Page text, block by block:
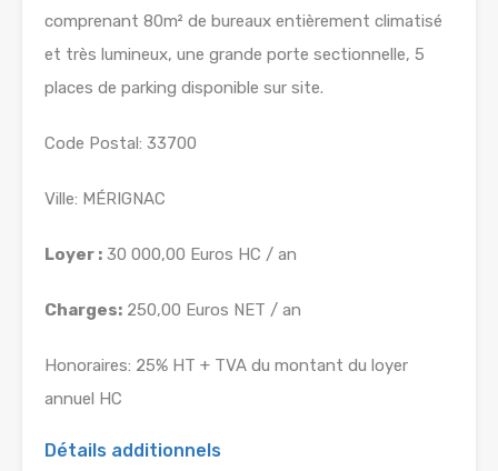
comprenant 80m² de bureaux entièrement climatisé
et très lumineux, une grande porte sectionnelle, 5
places de parking disponible sur site.
Code Postal: 33700
Ville: MÉRIGNAC
Loyer : 30 000,00 Euros HC / an
Charges: 250,00 Euros NET / an
Honoraires: 25% HT + TVA du montant du loyer
annuel HC
Détails additionnels